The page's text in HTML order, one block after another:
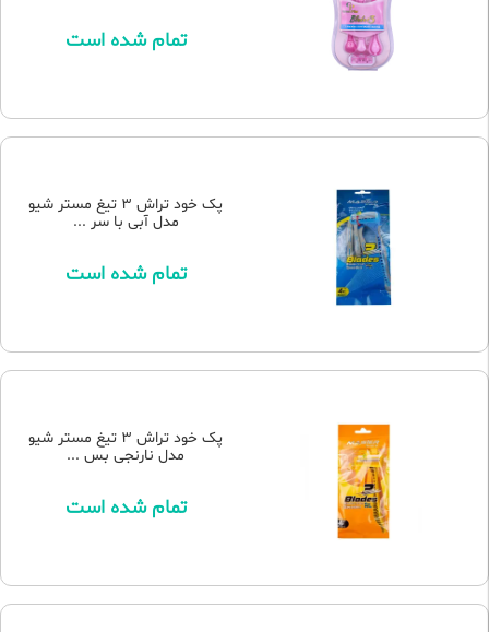
تمام شده است
پک خود تراش 3 تیغ مستر شیو
مدل آبی با سر ...
تمام شده است
پک خود تراش 3 تیغ مستر شیو
مدل نارنجی بس ...
تمام شده است